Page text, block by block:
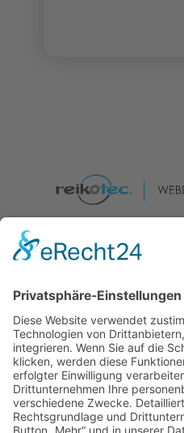
Service reik​o​​​​​tec.
reikotec. Computer
Telefon
(0271) 499
E-Mail
Adresse
57080